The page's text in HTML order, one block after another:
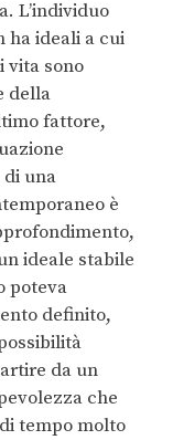
L’individuo
ha ideali a cui
vita sono
della
fattore,
di una
è
ideale stabile
poteva
definito,
da un
che
tempo molto